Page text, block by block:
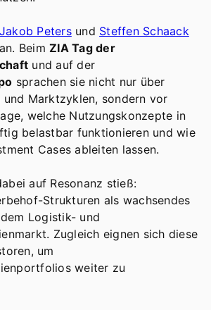
Jakob Petersund Steffen Schaack
BeimZIA Tag der
und auf der
sprachen sie nicht nur über
und Marktzyklen, sondern vor
welche Nutzungskonzepte in
belastbar funktionieren und wie
Cases ableiten lassen.
auf Resonanz stieß:
Strukturen als wachsendes
Logistik- und
Zugleich eignen sich diese
um
weiter zu